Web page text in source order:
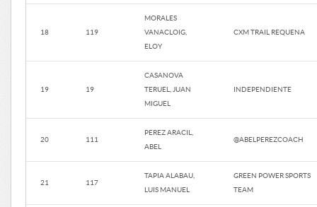
18 119
MORALES
VANACLOIG,
ELOY
CXM TRAIL REQUENA
19 19
CASANOVA
TERUEL, JUAN
MIGUEL
INDEPENDIENTE
20 111
PEREZ ARACIL,
ABEL
@ABELPEREZCOACH
21 117
TAPIA ALABAU,
LUIS MANUEL
GREEN POWER SPORTS
TEAM